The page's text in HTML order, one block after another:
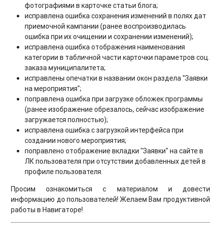
фотографиями в карточке статьи блога;
исправлена ошибка сохранения изменений в полях дат
приемочной кампании (ранее воспроизводилась
ошибка при их очищении и сохранении изменений);
исправлена ошибка отображения наименования
категории в табличной части карточки параметров соц.
заказа муниципалитета;
исправлены опечатки в названии окон раздела "Заявки
на мероприятия";
поправлена ошибка при загрузке обложек программы
(ранее изображение обрезалось, сейчас изображение
загружается полностью);
исправлена ошибка с загрузкой интерфейса при
создании нового мероприятия;
поправлено отображение вкладки "Заявки" на сайте в
ЛК пользователя при отсутствии добавленных детей в
профиле пользователя.
Просим ознакомиться с материалом и довести
информацию до пользователей! Желаем Вам продуктивной
работы в Навигаторе!